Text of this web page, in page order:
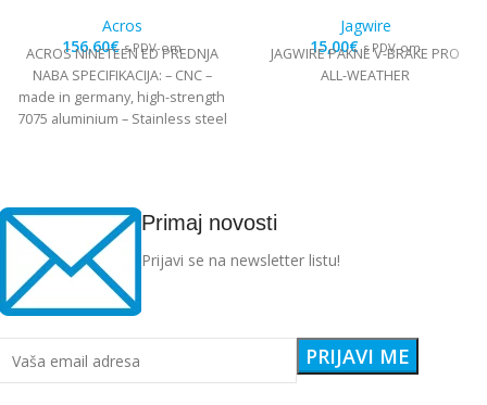
Acros
156,60€ s PDV-om
ACROS NINETEEN ED PREDNJA
NABA SPECIFIKACIJA: – CNC –
made in germany, high-strength
7075 aluminium – Stainless steel
Jagwire
15,00€ s PDV-om
JAGWIRE PAKNE V-BRAKE PRO
ALL-WEATHER
Primaj novosti
Prijavi se na newsletter listu!